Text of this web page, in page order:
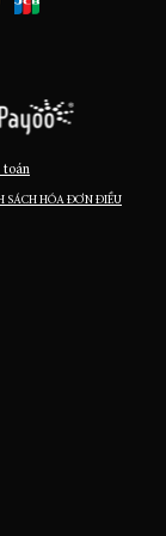
toán
SÁCH HÓA ĐƠN ĐIỀU